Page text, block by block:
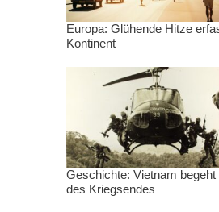
Europa: Glühende Hitze
Kontinent
Geschichte: Vietnam
des Kriegsendes